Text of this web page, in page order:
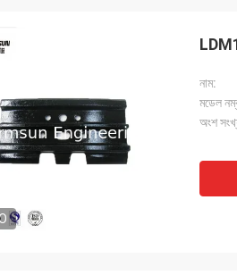
নাম:
মডেল
অংশ